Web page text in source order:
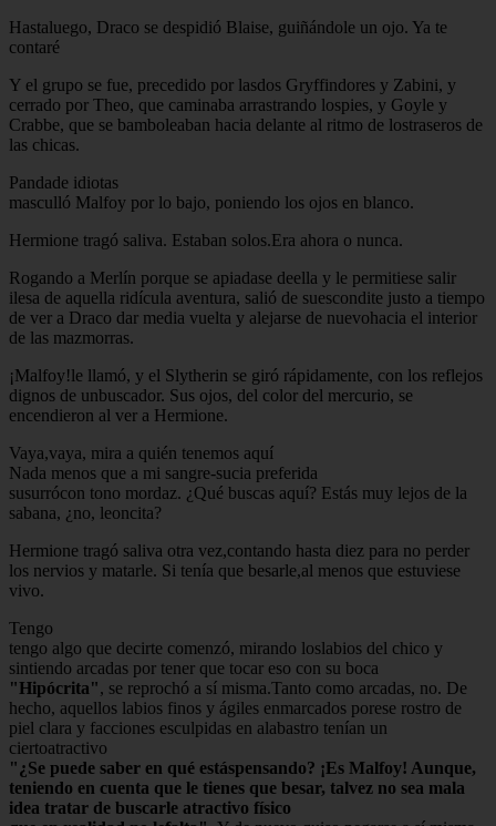
Hastaluego, Draco se despidió Blaise, guiñándole un ojo. Ya te
contaré
Y el grupo se fue, precedido por lasdos Gryffindores y Zabini, y
cerrado por Theo, que caminaba arrastrando lospies, y Goyle y
Crabbe, que se bamboleaban hacia delante al ritmo de lostraseros de
las chicas.
Pandade idiotas
masculló Malfoy por lo bajo, poniendo los ojos en blanco.
Hermione tragó saliva. Estaban solos.Era ahora o nunca.
Rogando a Merlín porque se apiadase deella y le permitiese salir
ilesa de aquella ridícula aventura, salió de suescondite justo a tiempo
de ver a Draco dar media vuelta y alejarse de nuevohacia el interior
de las mazmorras.
¡Malfoy!le llamó, y el Slytherin se giró rápidamente, con los reflejos
dignos de unbuscador. Sus ojos, del color del mercurio, se
encendieron al ver a Hermione.
Vaya,vaya, mira a quién tenemos aquí
Nada menos que a mi sangre-sucia preferida
susurrócon tono mordaz. ¿Qué buscas aquí? Estás muy lejos de la
sabana, ¿no, leoncita?
Hermione tragó saliva otra vez,contando hasta diez para no perder
los nervios y matarle. Si tenía que besarle,al menos que estuviese
vivo.
Tengo
tengo algo que decirte comenzó, mirando loslabios del chico y
sintiendo arcadas por tener que tocar eso con su boca
"Hipócrita", se reprochó a sí misma.Tanto como arcadas, no. De
hecho, aquellos labios finos y ágiles enmarcados porese rostro de
piel clara y facciones esculpidas en alabastro tenían un
ciertoatractivo
"¿Se puede saber en qué estáspensando? ¡Es Malfoy! Aunque,
teniendo en cuenta que le tienes que besar, talvez no sea mala
idea tratar de buscarle atractivo físico